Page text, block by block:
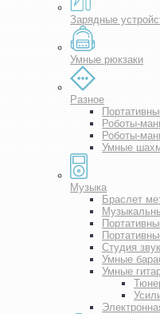
Зарядные
Умные рюкзаки
Разное
Роботы-
Роботы-
Умные
Музыка
Браслет
Студия
Умные
Умные